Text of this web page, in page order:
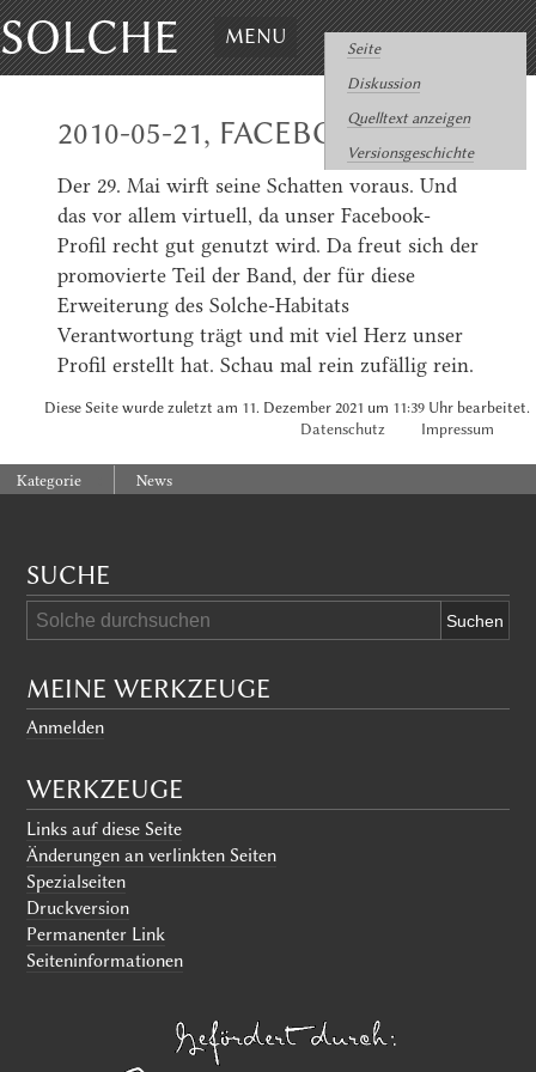
SOLCHE MENU
Seite
Diskussion
Quelltext anzeigen
Versionsgeschichte
2010-05-21, FACEBOOKING
Der 29. Mai wirft seine Schatten voraus. Und
das vor allem virtuell, da unser Facebook-
Profil recht gut genutzt wird. Da freut sich der
promovierte Teil der Band, der für diese
Erweiterung des Solche-Habitats
Verantwortung trägt und mit viel Herz unser
Profil erstellt hat. Schau mal rein zufällig rein.
Diese Seite wurde zuletzt am 11. Dezember 2021 um 11:39 Uhr bearbeitet.
Datenschutz
Impressum
Kategorie News
SUCHE
MEINE WERKZEUGE
Anmelden
WERKZEUGE
Links auf diese Seite
Änderungen an verlinkten Seiten
Spezialseiten
Druckversion
Permanenter Link
Seiten­informationen